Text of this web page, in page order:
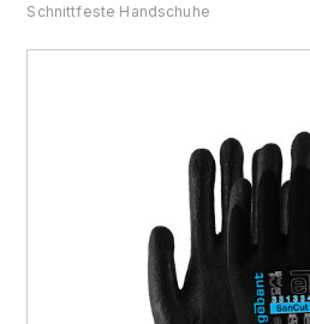
Schnittfeste Handschuhe